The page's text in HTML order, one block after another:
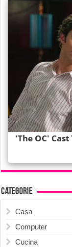
Categorie
Casa
Computer
Cucina